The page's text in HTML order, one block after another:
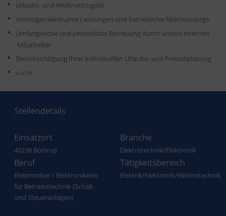
Urlaubs- und Weihnachtsgeld
Vermögenswirksame Leistungen und betriebliche Altersvorsorge
Umfangreiche und persönliche Betreuung durch unsere internen
Mitarbeiter
Berücksichtigung Ihrer individuellen Urlaubs- und Freizeitplanung
u.v.m.
Stellendetails
Einsatzort
46238 Bottrop
Branche
Elektrotechnik/Elektronik
Beruf
Elektroniker / Elektronikerin
für Betriebstechnik (Schalt-
und Steueranlagen)
Tätigkeitsbereich
Elektrik/Elektronik/Elektrotechnik